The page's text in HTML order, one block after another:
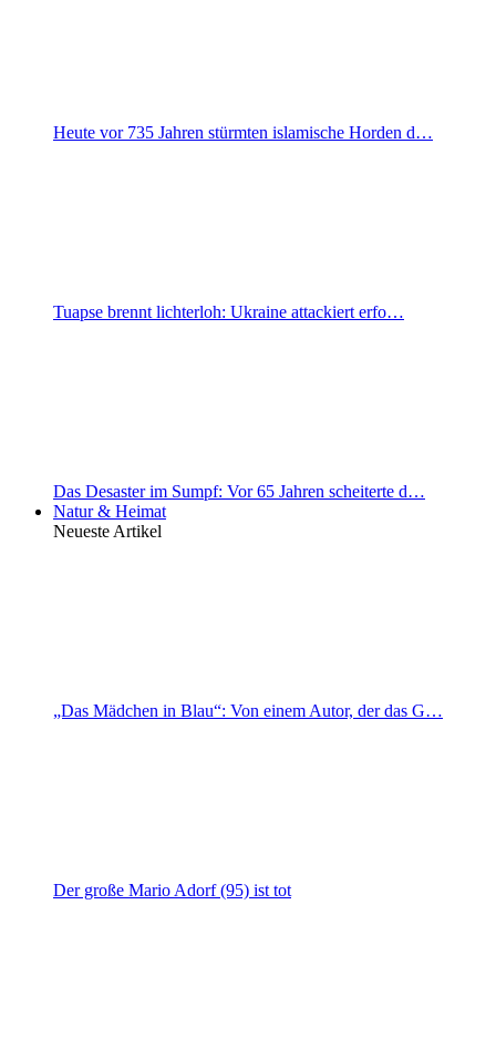
Heute vor 735 Jahren stürmten islamische Horden d…
Tuapse brennt lichterloh: Ukraine attackiert erfo…
Das Desaster im Sumpf: Vor 65 Jahren scheiterte d…
Natur & Heimat
Neueste Artikel
„Das Mädchen in Blau“: Von einem Autor, der das G…
Der große Mario Adorf (95) ist tot